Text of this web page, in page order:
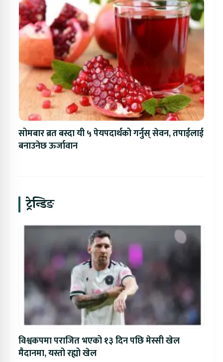
सोमबार ब्रत बस्दा यी ५ पेयपदार्थको गर्नुस् सेवन, तपाईलाई
बनाउनेछ ऊर्जावान
ट्रेन्डिङ
विश्वकपमा पराजित भएको १३ दिन पछि मेस्सी खेल
मैदानमा, यस्तो रह्यो खेल